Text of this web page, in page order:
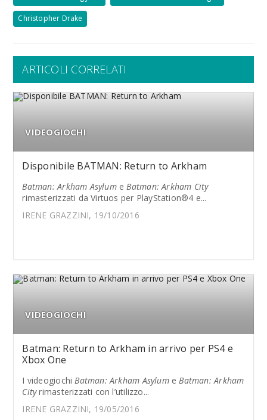
Christopher Drake
ARTICOLI CORRELATI
VIDEOGIOCHI
Disponibile BATMAN: Return to Arkham
Batman: Arkham AsylumeBatman: Arkham City
rimasterizzati da Virtuos per PlayStation®4 e...
IRENE GRAZZINI, 19/10/2016
VIDEOGIOCHI
Batman: Return to Arkham in arrivo per PS4 e
Xbox One
I videogiochiBatman: Arkham AsylumeBatman: Arkham
Cityrimasterizzati con l’utilizzo...
IRENE GRAZZINI, 19/05/2016